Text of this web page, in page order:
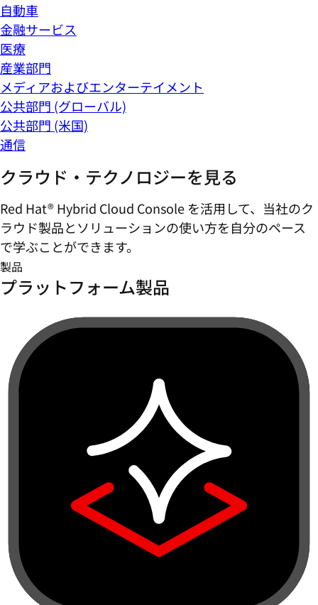
自動車
金融サービス
医療
産業部門
メディアおよびエンターテイメント
公共部門 (グローバル)
公共部門 (米国)
通信
クラウド・テクノロジーを見る
Red Hat® Hybrid Cloud Console を活用して、当社のク
ラウド製品とソリューションの使い方を自分のペース
で学ぶことができます。
製品
プラットフォーム製品